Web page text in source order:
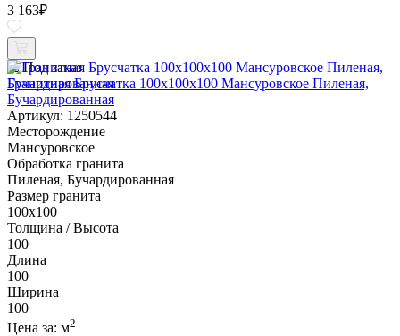
3 163₽
Под заказ
Гранитная Брусчатка 100х100x100 Мансуровское Пиленая,
Бучардированная
Артикул: 1250544
Месторождение
Мансуровское
Обработка гранита
Пиленая, Бучардированная
Размер гранита
100х100
Толщина / Высота
100
Длина
100
Ширина
100
Цена за: м2